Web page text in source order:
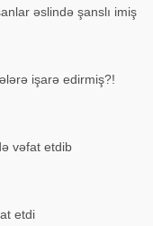
əslində şanslı imiş
işarə edirmiş?!
vəfat etdib
etdi